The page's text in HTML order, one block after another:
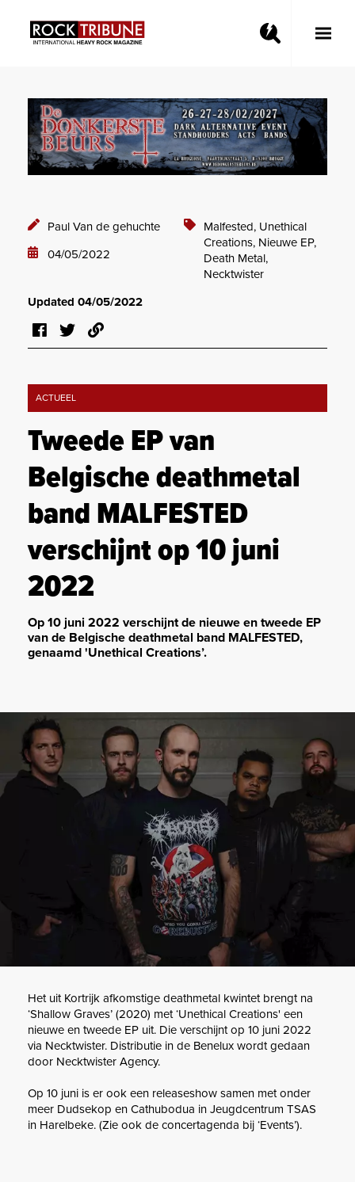
Toggle
Paul Van de gehuchte
04/05/2022
Malfested, Unethical
Creations, Nieuwe EP,
Death Metal,
Necktwister
Updated 04/05/2022
ACTUEEL
Tweede EP van
Belgische deathmetal
band MALFESTED
verschijnt op 10 juni
2022
Op 10 juni 2022 verschijnt de nieuwe en tweede EP
van de Belgische deathmetal band MALFESTED,
genaamd 'Unethical Creations’.
Het uit Kortrijk afkomstige deathmetal kwintet brengt na
‘Shallow Graves’ (2020) met ‘Unethical Creations' een
nieuwe en tweede EP uit. Die verschijnt op 10 juni 2022
via Necktwister. Distributie in de Benelux wordt gedaan
door Necktwister Agency.
Op 10 juni is er ook een releaseshow samen met onder
meer Dudsekop en Cathubodua in Jeugdcentrum TSAS
in Harelbeke. (Zie ook de concertagenda bij ‘Events’).